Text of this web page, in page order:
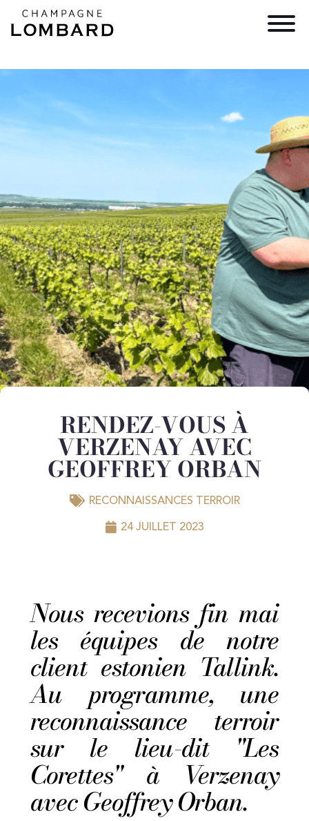
RENDEZ-VOUS À
VERZENAY AVEC
GEOFFREY ORBAN
RECONNAISSANCES TERROIR
24 JUILLET 2023
Nous recevions fin mai
les équipes de notre
client estonien Tallink.
Au programme, une
reconnaissance terroir
sur le lieu-dit "Les
Corettes" à Verzenay
avec Geoffrey Orban.